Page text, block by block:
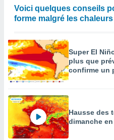
Voici quelques conseils
forme malgré les chaleurs
Super El
plus que
confirme un
Hausse des
dimanche